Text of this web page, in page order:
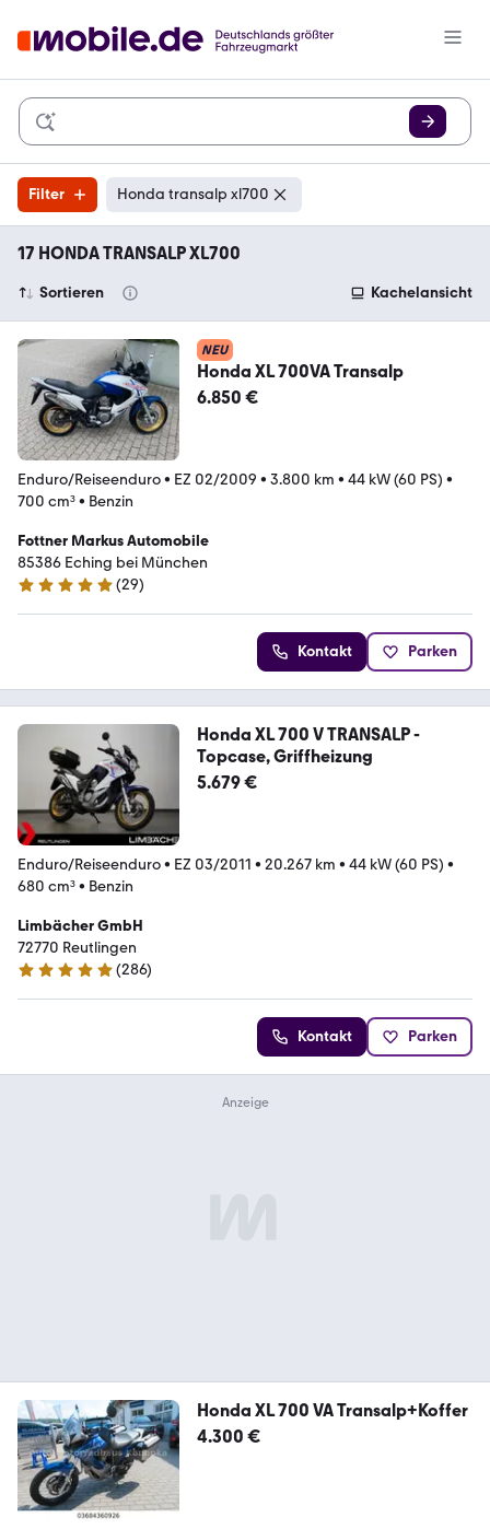
Filter Honda transalp xl700
17 HONDA TRANSALP XL700
Sortieren Kachelansicht
NEU
Honda XL 700VA Transalp
6.850 €
Enduro/Reiseenduro• EZ 02/2009 • 3.800 km • 44 kW (60 PS) •
700 cm³• Benzin
Fottner Markus Automobile
85386 Eching bei München
5 Sterne
(29)
Kontakt Parken
Honda XL 700 V TRANSALP -
Topcase, Griffheizung
5.679 €
Enduro/Reiseenduro• EZ 03/2011 • 20.267 km • 44 kW (60 PS) •
680 cm³• Benzin
Limbächer GmbH
72770 Reutlingen
4.9 Sterne
(286)
Kontakt Parken
Honda XL 700 VA Transalp+Koffer
4.300 €